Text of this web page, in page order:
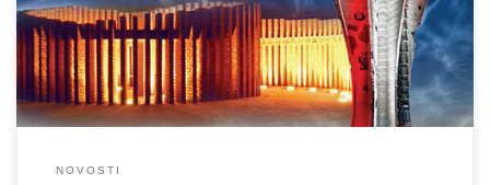
junaštvo iskazali branitelji Saborskoga, Slunja, Cetingrada te
Rakovice. Bitka za […]
NOVOSTI